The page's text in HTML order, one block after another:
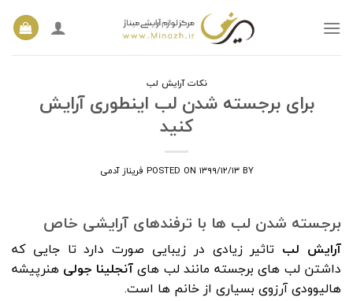
نکات آرایش لب
برای برجسته شدن لب اینطوری آرایش
کنید
POSTED ON ۱۳۹۹/۱۲/۱۳BY فریناز آدمی
برجسته شدن لب ها با ترفندهای آرایشی خاص
آرایش لب تاثیر زیادی در زیبایی صورت دارد تا جایی که
داشتن لب های برجسته مانند لب هایآنجلینا جولی هنرپیشه
هالیوودی آرزوی بسیاری از خانم ها است.